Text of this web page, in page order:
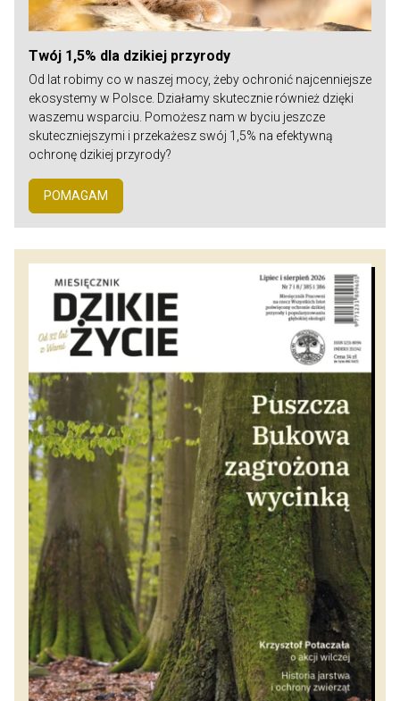
Twój 1,5% dla dzikiej przyrody
Od lat robimy co w naszej mocy, żeby ochronić najcenniejsze
ekosystemy w Polsce. Działamy skutecznie również dzięki
waszemu wsparciu. Pomożesz nam w byciu jeszcze
skuteczniejszymi i przekażesz swój 1,5% na efektywną
ochronę dzikiej przyrody?
POMAGAM